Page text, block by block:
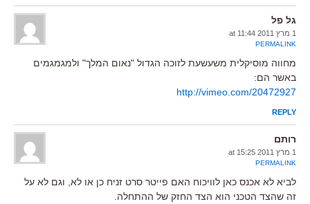
גל פל
1 מרץ 2011 at 11:44
PERMALINK
מחווה מוסיקלית משעשעת לזוכה הגדול "נאום המלך" ולמגמגמים
באשר הם:
http://vimeo.com/20472927
REPLY
רותם
1 מרץ 2011 at 15:25
PERMALINK
לביא לא אכנס כאן לוויכוח האם פייטר סרט זניח כן או לא, וגם לא על
זה שהצד הטכני הוא הצד החזק של ההתחלה.